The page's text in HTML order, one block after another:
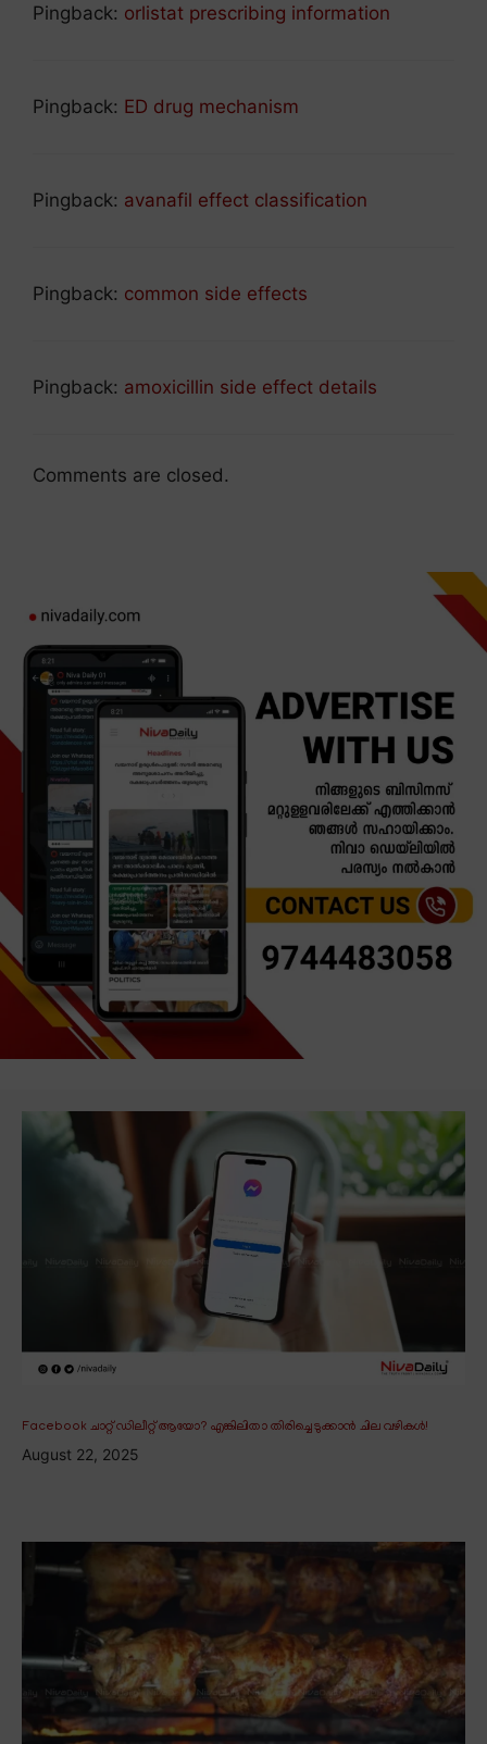
Pingback: orlistat prescribing information
Pingback: ED drug mechanism
Pingback: avanafil effect classification
Pingback: common side effects
Pingback: amoxicillin side effect details
Comments are closed.
Facebook ചാറ്റ് ഡിലീറ്റ് ആയോ? എങ്കിലിതാ തിരിച്ചെടുക്കാൻ ചില വഴികൾ!
August 22, 2025